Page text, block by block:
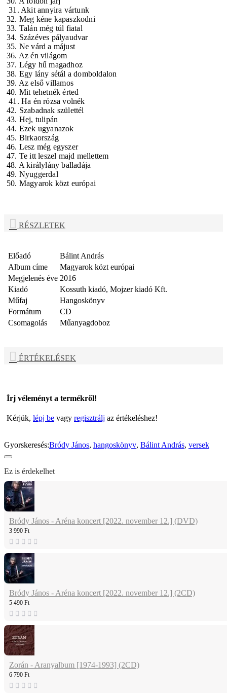
31. Akit annyira vártunk
32. Meg kéne kapaszkodni
33. Talán még túl fiatal
34. Százéves pályaudvar
35. Ne várd a májust
36. Az én világom
37. Légy hű magadhoz
38. Egy lány sétál a domboldalon
39. Az első villamos
40. Mit tehetnék érted
41. Ha én rózsa volnék
42. Szabadnak születtél
43. Hej, tulipán
44. Ezek ugyanazok
45. Birkaország
46. Lesz még egyszer
47. Te itt leszel majd mellettem
48. A királylány balladája
49. Nyuggerdal
50. Magyarok közt európai
RÉSZLETEK
Előadó
Bálint András
Album címe
Magyarok közt európai
Megjelenés éve 2016
Kiadó
Kossuth kiadó, Mojzer kiadó Kft.
Műfaj
Hangoskönyv
Formátum
CD
Csomagolás
Műanyagdoboz
ÉRTÉKELÉSEK
Írj véleményt a termékről!
Kérjük, lépj be vagy regisztrálj az értékeléshez!
Gyorskeresés:Bródy János, hangoskönyv, Bálint András, versek
Ez is érdekelhet
Bródy János - Aréna koncert [2022. november 12.] (DVD)
3 990 Ft
Bródy János - Aréna koncert [2022. november 12.] (2CD)
5 490 Ft
Zorán - Aranyalbum [1974-1993] (2CD)
6 790 Ft